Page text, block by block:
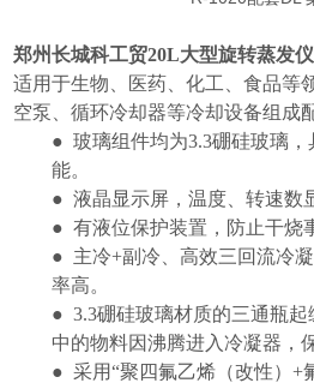
郑州长城科工贸20L大型旋转蒸发仪
适用于生物、医药、化工、食品等
空泵、循环冷却器等冷却设备组成
● 玻璃组件均为3.3硼硅玻璃，
能。
● 液晶显示屏，温度、转速数
● 有液位保护装置，防止干烧
● 主冷+副冷、高效三回流冷
率高。
● 3.3硼硅玻璃材质的三通瓶
中的物料因沸腾进入冷凝器，
● 采用“聚四氟乙烯（改性）+